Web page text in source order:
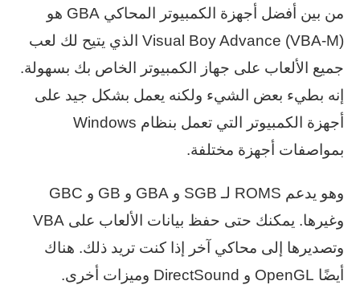
من بين أفضل أجهزة الكمبيوتر المحاكي GBA هو
Visual Boy Advance (VBA-M) الذي يتيح لك لعب
جميع الألعاب على جهاز الكمبيوتر الخاص بك بسهولة.
إنه بطيء بعض الشيء ولكنه يعمل بشكل جيد على
أجهزة الكمبيوتر التي تعمل بنظام Windows
بمواصفات أجهزة مختلفة.
وهو يدعم ROMS لـ SGB و GBA و GB و GBC
وغيرها. يمكنك حتى حفظ بيانات الألعاب على VBA
وتصديرها إلى محاكي آخر إذا كنت تريد ذلك. هناك
أيضًا OpenGL و DirectSound وميزات أخرى.